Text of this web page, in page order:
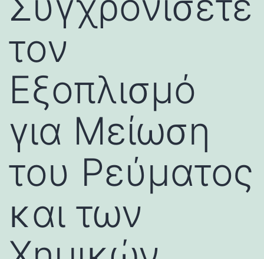
τον
Εξοπλισμό
για Μείωση
του Ρεύματος
και των